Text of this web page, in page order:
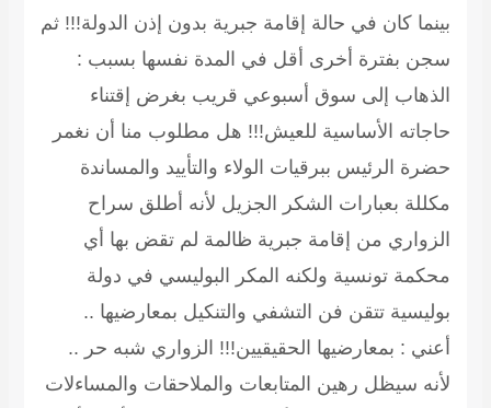
بينما كان في حالة إقامة جبرية بدون إذن الدولة!!! ثم
سجن بفترة أخرى أقل في المدة نفسها بسبب :
الذهاب إلى سوق أسبوعي قريب بغرض إقتناء
حاجاته الأساسية للعيش!!! هل مطلوب منا أن نغمر
حضرة الرئيس ببرقيات الولاء والتأييد والمساندة
مكللة بعبارات الشكر الجزيل لأنه أطلق سراح
الزواري من إقامة جبرية ظالمة لم تقض بها أي
محكمة تونسية ولكنه المكر البوليسي في دولة
بوليسية تتقن فن التشفي والتنكيل بمعارضيها ..
أعني : بمعارضيها الحقيقيين!!! الزواري شبه حر ..
لأنه سيظل رهين المتابعات والملاحقات والمساءلات